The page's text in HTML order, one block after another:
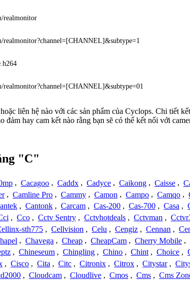
realmonitor
realmonitor?channel=[CHANNEL]&subtype=1
realmonitor?channel=[CHANNEL]&subtype=01
liên hệ nào với các sản phẩm của Cyclops. Chi tiết
hay cam kết nào rằng bạn sẽ có thể kết nối với
"C"
, Cacagoo , Caddx , Cadyce , Caikong , Caisse ,
, Camline Pro , Cammy , Camon , Campo , Camqo ,
, Cantonk , Carcam , Cas-200 , Cas-700 , Casa ,
, Cco , Cctv Sentry , Cctvhotdeals , Cctvman ,
sth775 , Cellvision , Celu , Cengiz , Cennan ,
, Chavega , Cheap , CheapCam , Cherry Mobile ,
, Chineseum , Chingling , Chino , Chint , Choice ,
, Cisco , Cita , Citc , Citronix , Citrox , Citystar ,
, Cloudcam , Cloudlive , Cmos , Cms , Cms